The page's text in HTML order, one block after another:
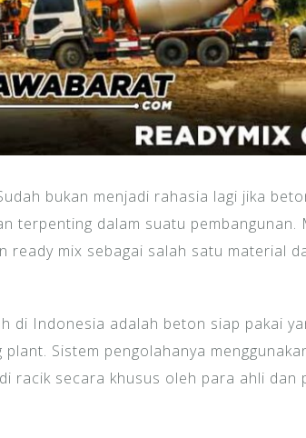
bukan menjadi rahasia lagi jika
terpenting dalam suatu pembangunan.
ready mix sebagai salah satu material
di Indonesia adalah beton siap pakai
Sistem pengolahanya
racik secara khusus oleh para ahli dan